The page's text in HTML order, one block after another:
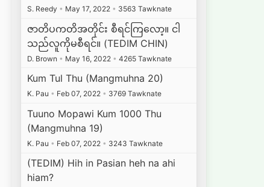
S. Reedy • May 17, 2022 • 3563 Tawknate
ဇာတိပကတိအတိုင်း စီရင်ကြလော့။ ငါ
သည်လူကိုမစီရင်။ (TEDIM CHIN)
D. Brown • May 16, 2022 • 4265 Tawknate
Kum Tul Thu (Mangmuhna 20)
K. Pau • Feb 07, 2022 • 3769 Tawknate
Tuuno Mopawi Kum 1000 Thu
(Mangmuhna 19)
K. Pau • Feb 07, 2022 • 3243 Tawknate
(TEDIM) Hih in Pasian heh na ahi
hiam?